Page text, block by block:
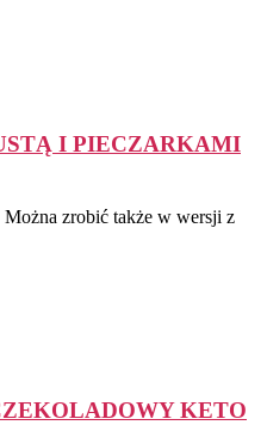
I PIECZARKAMI
Można zrobić także w wersji z
KETO